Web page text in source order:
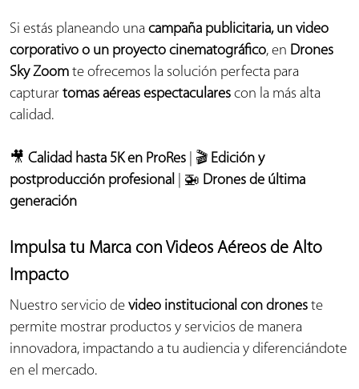
Si estás planeando unacampaña publicitaria, un video
corporativo o un proyecto cinematográfico, en Drones
Sky Zoom te ofrecemos la solución perfecta para
capturartomas aéreas espectaculares con la más alta
calidad.
🎥Calidad hasta 5K en ProRes | 🎬 Edición y
postproducción profesional
| 🚁 Drones de última
generación
Impulsa tu Marca con Videos Aéreos de Alto
Impacto
Nuestro servicio devideo institucional con drones te
permite mostrar productos y servicios de manera
innovadora, impactando a tu audiencia y diferenciándote
en el mercado.